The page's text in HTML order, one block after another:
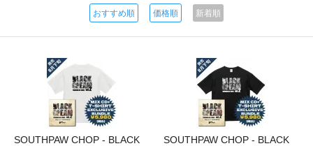
おすすめ順 価格順 新着順
SOUTHPAW CHOP - BLACK
SOUTHPAW CHOP - BLACK